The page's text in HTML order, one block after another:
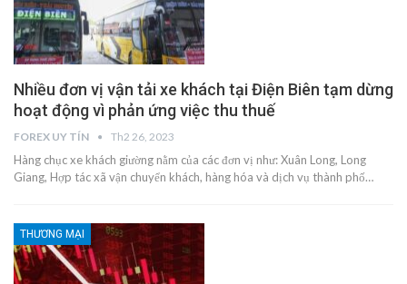
Nhiều đơn vị vận tải xe khách tại Điện Biên tạm dừng
hoạt động vì phản ứng việc thu thuế
FOREX UY TÍN Th2 26, 2023
Hàng chục xe khách giường nằm của các đơn vị như: Xuân Long, Long
Giang, Hợp tác xã vận chuyển khách, hàng hóa và dịch vụ thành phố…
THƯƠNG MẠI